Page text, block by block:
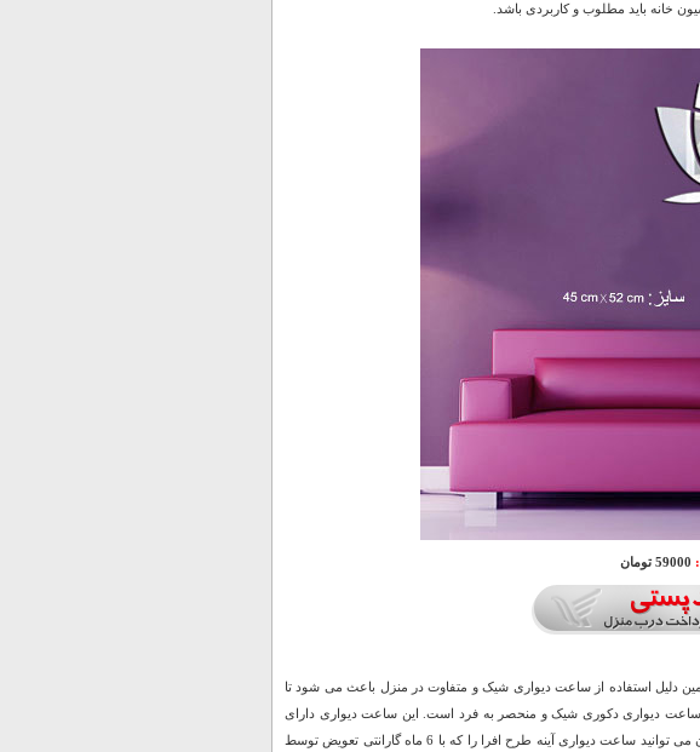
خانه باید مطلوب و کاربردی باشد.
59000 تومان
دلیل استفاده از ساعت دیواری شیک و متفاوت در منزل باعث می شود تا
ساعت دیواری دکوری شیک و منحصر به فرد است. این ساعت دیواری دارای
کیفیتی فوق العاده بالا بوده و از موتور تایوانی بهره می برد. هم اکنون می توانید ساعت دیواری آینه طرح افرا را که با 6 ماه گارانتی تعویض توسط